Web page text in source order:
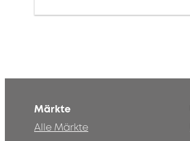
Märkte
Alle Märkte